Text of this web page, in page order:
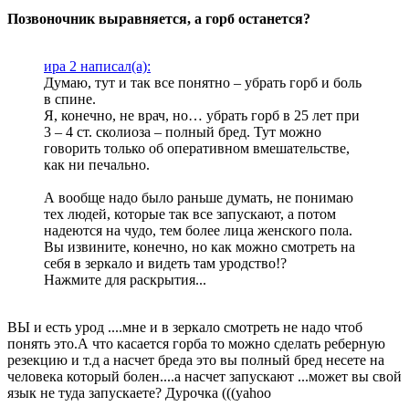
Позвоночник выравняется, а горб останется?
ира 2 написал(а):
Думаю, тут и так все понятно – убрать горб и боль
в спине.
Я, конечно, не врач, но… убрать горб в 25 лет при
3 – 4 ст. сколиоза – полный бред. Тут можно
говорить только об оперативном вмешательстве,
как ни печально.
А вообще надо было раньше думать, не понимаю
тех людей, которые так все запускают, а потом
надеются на чудо, тем более лица женского пола.
Вы извините, конечно, но как можно смотреть на
себя в зеркало и видеть там уродство!?
Нажмите для раскрытия...
ВЫ и есть урод ....мне и в зеркало смотреть не надо чтоб
понять это.А что касается горба то можно сделать реберную
резекцию и т.д а насчет бреда это вы полный бред несете на
человека который болен....а насчет запускают ...может вы свой
язык не туда запускаете? Дурочка (((yahoo